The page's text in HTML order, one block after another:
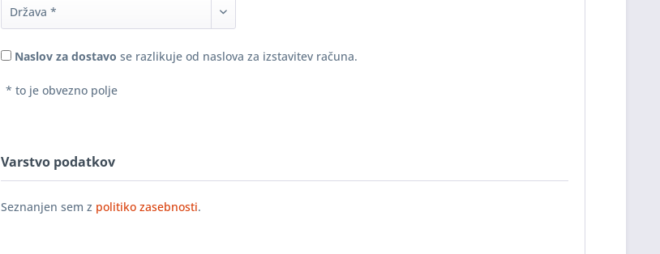
Naslov za dostavo se razlikuje od naslova za izstavitev računa.
* to je obvezno polje
Varstvo podatkov
Seznanjen sem z politiko zasebnosti.